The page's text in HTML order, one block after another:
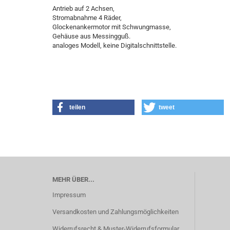
Antrieb auf 2 Achsen,
Stromabnahme 4 Räder,
Glockenankermotor mit Schwungmasse,
Gehäuse aus Messingguß.
analoges Modell, keine Digitalschnittstelle.
teilen tweet
MEHR ÜBER...
Impressum
Versandkosten und Zahlungsmöglichkeiten